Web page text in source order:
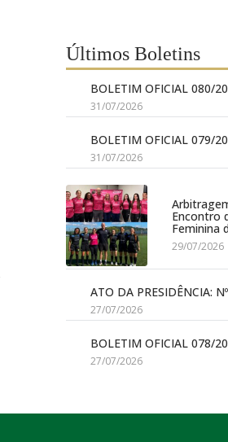
Últimos Boletins
BOLETIM OFICIAL 080/
31/07/2026
BOLETIM OFICIAL 079/
31/07/2026
Encontro
Feminina
29/07/2026
ATO DA PRESIDÊNCIA:
27/07/2026
BOLETIM OFICIAL 078/
27/07/2026